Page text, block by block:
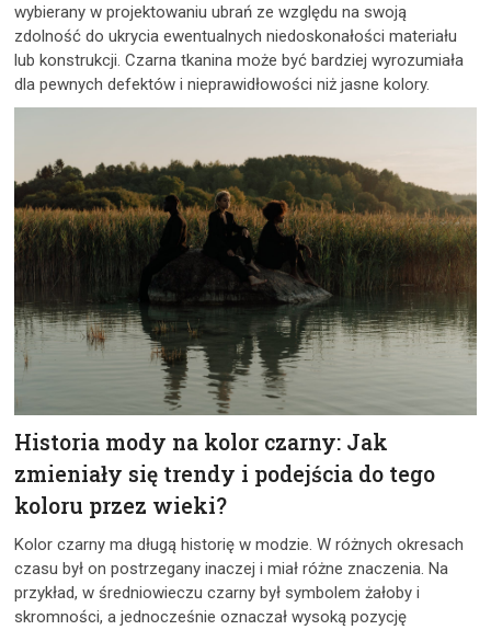
wybierany w projektowaniu ubrań ze względu na swoją
zdolność do ukrycia ewentualnych niedoskonałości materiału
lub konstrukcji. Czarna tkanina może być bardziej wyrozumiała
dla pewnych defektów i nieprawidłowości niż jasne kolory.
Historia mody na kolor czarny: Jak
zmieniały się trendy i podejścia do tego
koloru przez wieki?
Kolor czarny ma długą historię w modzie. W różnych okresach
czasu był on postrzegany inaczej i miał różne znaczenia. Na
przykład, w średniowieczu czarny był symbolem żałoby i
skromności, a jednocześnie oznaczał wysoką pozycję